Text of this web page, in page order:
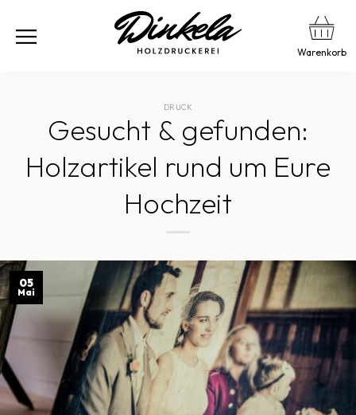
Warenkorb
DRUCK
Gesucht & gefunden:
Holzartikel rund um Eure
Hochzeit
05
Mai